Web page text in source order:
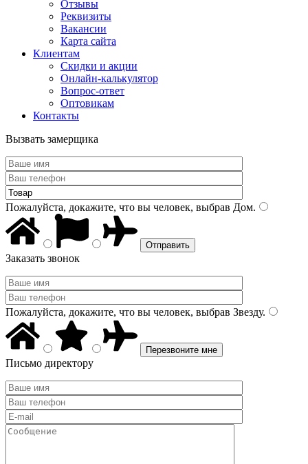
Отзывы
Реквизиты
Вакансии
Карта сайта
Клиентам
Скидки и акции
Онлайн-калькулятор
Вопрос-ответ
Оптовикам
Контакты
Вызвать замерщика
Пожалуйста, докажите, что вы человек, выбрав Дом.
Заказать звонок
Пожалуйста, докажите, что вы человек, выбрав Звезду.
Письмо директору